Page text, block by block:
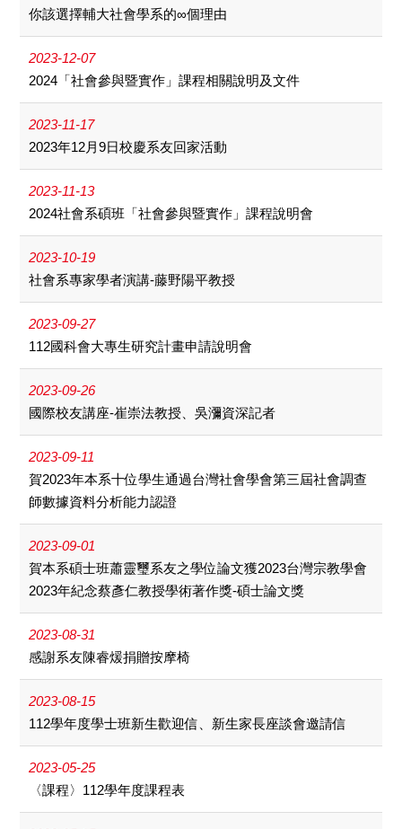
你該選擇輔大社會學系的∞個理由
2023-12-07
2024「社會參與暨實作」課程相關說明及文件
2023-11-17
2023年12月9日校慶系友回家活動
2023-11-13
2024社會系碩班「社會參與暨實作」課程說明會
2023-10-19
社會系專家學者演講-藤野陽平教授
2023-09-27
112國科會大專生研究計畫申請說明會
2023-09-26
國際校友講座-崔崇法教授、吳瀰資深記者
2023-09-11
賀2023年本系十位學生通過台灣社會學會第三屆社會調查
師數據資料分析能力認證
2023-09-01
賀本系碩士班蕭靈璽系友之學位論文獲2023台灣宗教學會
2023年紀念蔡彥仁教授學術著作獎-碩士論文獎
2023-08-31
感謝系友陳睿煖捐贈按摩椅
2023-08-15
112學年度學士班新生歡迎信、新生家長座談會邀請信
2023-05-25
〈課程〉112學年度課程表